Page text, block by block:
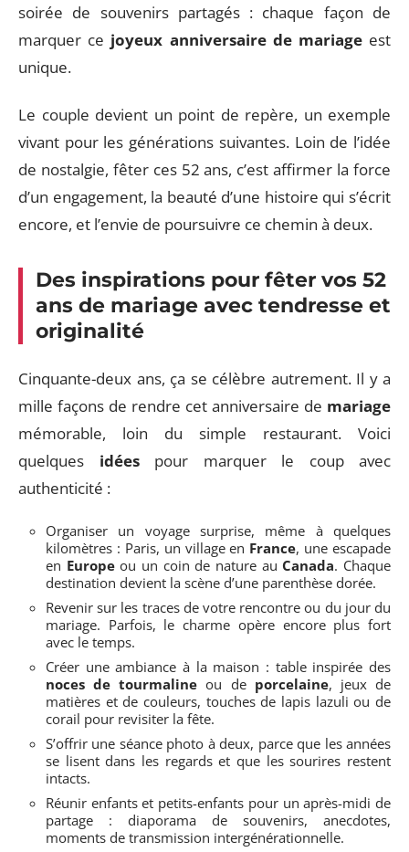
soirée de souvenirs partagés : chaque façon de
marquer ce joyeux anniversaire de mariageest
unique.
Le couple devient un point de repère, un exemple
vivant pour les générations suivantes. Loin de l’idée
de nostalgie, fêter ces 52 ans, c’est affirmer la force
d’un engagement, la beauté d’une histoire qui s’écrit
encore, et l’envie de poursuivre ce chemin à deux.
Des inspirations pour fêter vos 52
ans de mariage avec tendresse et
originalité
Cinquante-deux ans, ça se célèbre autrement. Il y a
mille façons de rendre cet anniversaire de mariage
mémorable, loin du simple restaurant. Voici
quelques idéespour marquer le coup avec
authenticité :
Organiser un voyage surprise, même à quelques
kilomètres : Paris, un village en France, une escapade
en Europeou un coin de nature au Canada. Chaque
destination devient la scène d’une parenthèse dorée.
Revenir sur les traces de votre rencontre ou du jour du
mariage. Parfois, le charme opère encore plus fort
avec le temps.
Créer une ambiance à la maison : table inspirée des
noces de tourmaline ou de porcelaine, jeux de
matières et de couleurs, touches de lapis lazuli ou de
corail pour revisiter la fête.
S’offrir une séance photo à deux, parce que les années
se lisent dans les regards et que les sourires restent
intacts.
Réunir enfants et petits-enfants pour un après-midi de
partage : diaporama de souvenirs, anecdotes,
moments de transmission intergénérationnelle.